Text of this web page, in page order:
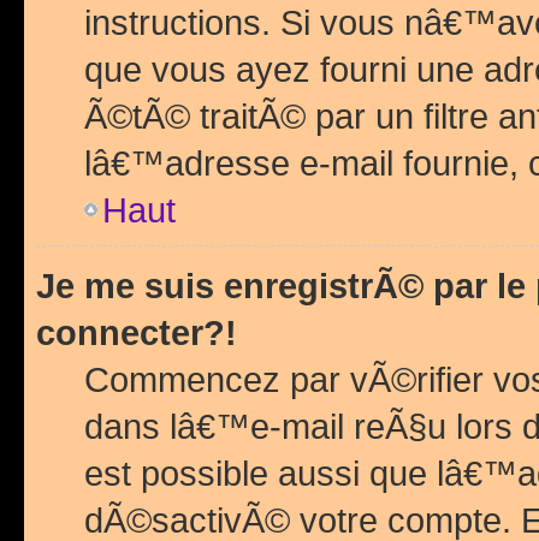
instructions. Si vous
que vous ayez fourni une
Ã©tÃ© traitÃ© par un filtre
lâ€™adresse e-mail fournie,
Haut
Je me suis enregistrÃ© par
connecter?!
Commencez par vÃ©rifier
dans lâ€™e-mail reÃ§u lors
est possible aussi que
dÃ©sactivÃ© votre compte.